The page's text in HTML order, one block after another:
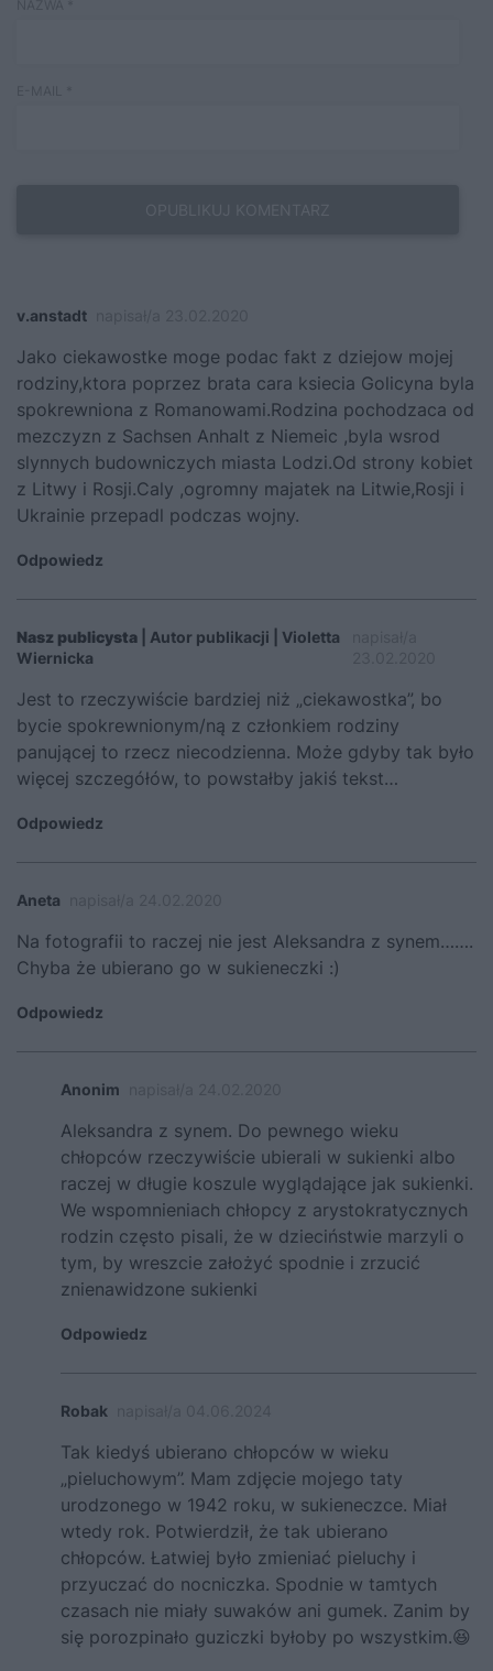
v.anstadt
Jako ciekawostke moge podac fakt z dziejow mojej
rodziny,ktora poprzez brata cara ksiecia Golicyna byla
spokrewniona z Romanowami.Rodzina pochodzaca od
mezczyzn z Sachsen Anhalt z Niemeic ,byla wsrod
slynnych budowniczych miasta Lodzi.Od strony kobiet
z Litwy i Rosji.Caly ,ogromny majatek na Litwie,Rosji i
Ukrainie przepadl podczas wojny.
Odpowiedz
Nasz publicysta | Autor publikacji | Violetta
Wiernicka
Jest to rzeczywiście bardziej niż „ciekawostka”, bo
bycie spokrewnionym/ną z członkiem rodziny
panującej to rzecz niecodzienna. Może gdyby tak było
więcej szczegółów, to powstałby jakiś tekst…
Odpowiedz
Aneta
Na fotografii to raczej nie jest Aleksandra z synem…….
Chyba że ubierano go w sukieneczki :)
Odpowiedz
Anonim
Aleksandra z synem. Do pewnego wieku
chłopców rzeczywiście ubierali w sukienki albo
raczej w długie koszule wyglądające jak sukienki.
We wspomnieniach chłopcy z arystokratycznych
rodzin często pisali, że w dzieciństwie marzyli o
tym, by wreszcie założyć spodnie i zrzucić
znienawidzone sukienki
Odpowiedz
Robak
Tak kiedyś ubierano chłopców w wieku
„pieluchowym”. Mam zdjęcie mojego taty
urodzonego w 1942 roku, w sukieneczce. Miał
wtedy rok. Potwierdził, że tak ubierano
chłopców. Łatwiej było zmieniać pieluchy i
przyuczać do nocniczka. Spodnie w tamtych
czasach nie miały suwaków ani gumek. Zanim by
się porozpinało guziczki byłoby po wszystkim.😆